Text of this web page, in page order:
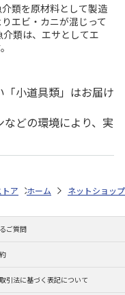
類を原材料として製造
エビ・カニが混じって
類は、エサとしてエ
小道具類」はお届け
どの環境により、実
スポーツ KEIJIRO
ア ご当地フレーム切手
ホーム ネットショップ
ご質問
引法に基づく表記について